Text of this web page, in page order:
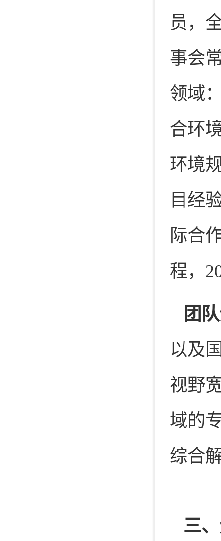
员，
事会
领域
合环
环境
目经
际合
程，
团
以及
视野
域的
综合
三